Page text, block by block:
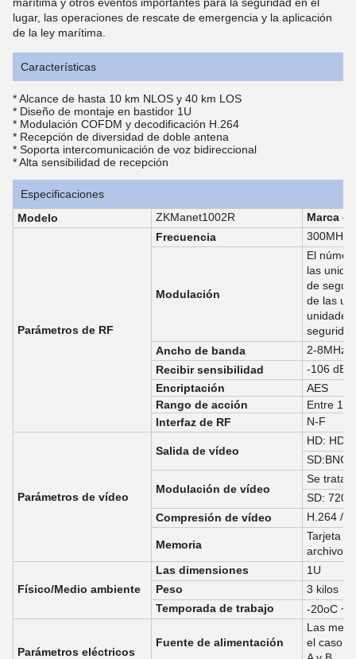
lugar, las operaciones de rescate de emergencia y la aplicación
de la ley marítima.
Características
* Alcance de hasta 10 km NLOS y 40 km LOS
* Diseño de montaje en bastidor 1U
* Modulación COFDM y decodificación H.264
* Recepción de diversidad de doble antena
* Soporta intercomunicación de voz bidireccional
* Alta sensibilidad de recepción
Especificaciones
Modelo
ZKManet1002R Marca
Parámetros de RF
Frecuencia 300MHz-
Modulación
El
las
de
de las
Ancho de banda
2-8MHz
Recibir sensibilidad
-106 dBm
Encriptación
AES
Rango de acción
Entre 10
Interfaz de RF
N-F
Parámetros de vídeo
Salida de vídeo
HD:
SD:BNC
Modulación de vídeo
Se trata
SD:
Compresión de vídeo
H.264 /
Memoria
Tarjeta
Físico/Medio ambiente
Las dimensiones
1U
Peso
3 kilos
Temporada de trabajo
-20oC ~
Parámetros eléctricos
Fuente de alimentación
Las
el caso